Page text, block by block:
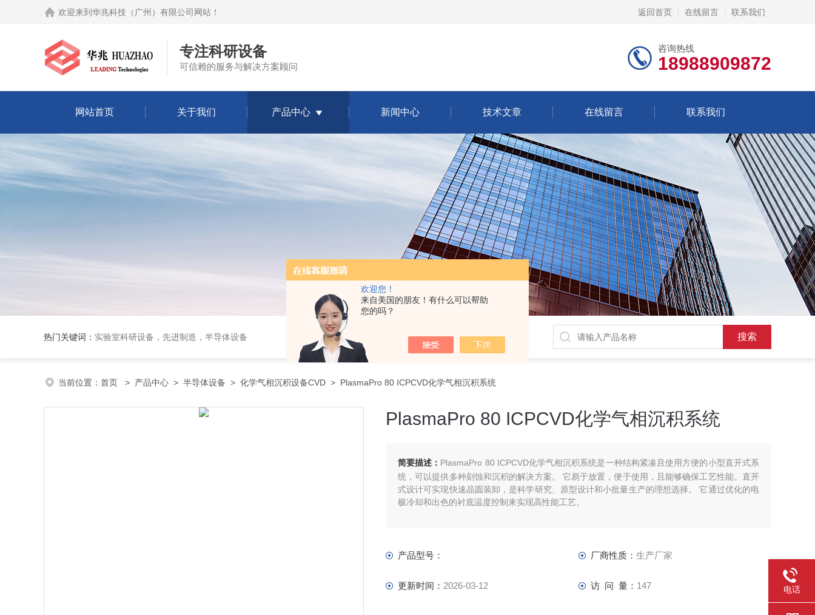
欢迎您！
来自美国的朋友！有什么可以帮助
您的吗？
欢迎来到 华兆科技（广州）有限公司网站 ！ 返回首页 在线留言 联系我们
专注科研设备
可信赖的服务与解决方案顾问
咨询热线
18988909872
网站首页 关于我们 产品中心 新闻中心 技术文章 在线留言 联系我们
热门关键词： 实验室科研设备，先进制造，半导体设备
当前位置： 首页 > 产品中心 > 半导体设备 > 化学气相沉积设备CVD > PlasmaPro 80 ICPCVD化学气相沉积系统
PlasmaPro 80 ICPCVD化学气相沉积系统
简要描述： PlasmaPro 80 ICPCVD化学气相沉积系统是一种结构紧凑且使用方便的小型直开式系
统，可以提供多种刻蚀和沉积的解决方案。 它易于放置，便于使用，且能够确保工艺性能。直开
式设计可实现快速晶圆装卸，是科学研究、原型设计和小批量生产的理想选择。 它通过优化的电
极冷却和出色的衬底温度控制来实现高性能工艺。
产品型号： 厂商性质： 生产厂家
更新时间： 2026-03-12 访 问 量： 147 电话